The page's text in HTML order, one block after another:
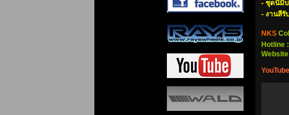
- ชุดนี้มี
- งานสีรั
NKS
Hotline :